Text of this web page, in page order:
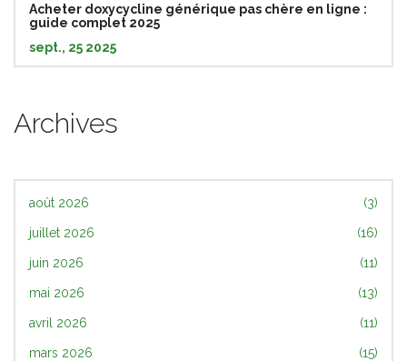
Acheter doxycycline générique pas chère en ligne :
guide complet 2025
sept., 25 2025
Archives
août 2026 (3)
juillet 2026 (16)
juin 2026 (11)
mai 2026 (13)
avril 2026 (11)
mars 2026 (15)